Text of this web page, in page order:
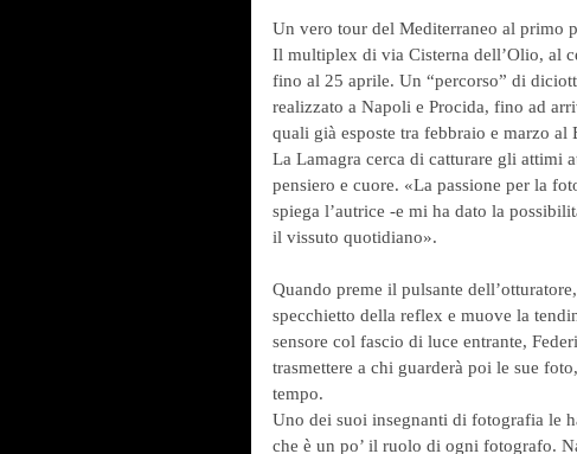
Un vero tour del Mediterraneo al primo
Il multiplex di via Cisterna dell’Olio, al
fino al 25 aprile. Un “percorso” di
realizzato a Napoli e Procida, fino ad
quali già esposte tra febbraio e marzo al
La Lamagra cerca di catturare gli attimi
pensiero e cuore. «La passione per la
spiega l’autrice -e mi ha dato la
il vissuto quotidiano».
Quando preme il pulsante
specchietto della reflex e muove la
sensore col fascio di luce entrante,
trasmettere a chi guarderà poi le sue
tempo.
Uno dei suoi insegnanti di fotografia le
che è un po’ il ruolo di ogni fotografo.